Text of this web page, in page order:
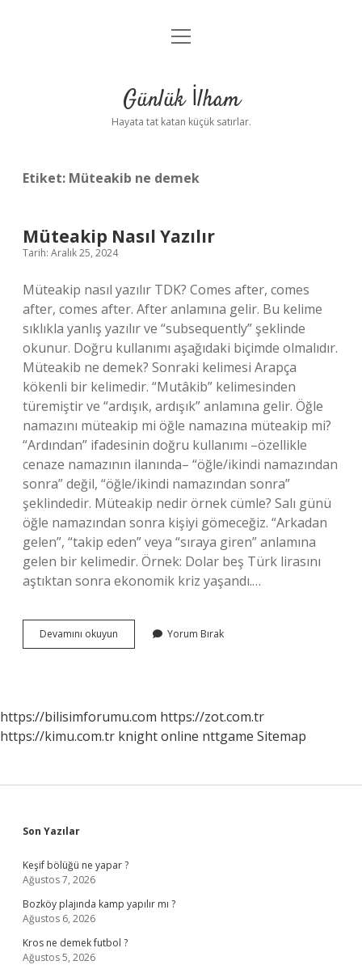
Anasayfa
Yasal Uyarı
menüyü
Günlük İlham
Hayata tat katan küçük satırlar.
Etiket: Müteakib ne demek
Müteakip Nasıl Yazılır
Tarih: Aralık 25, 2024
Müteakip nasıl yazılır TDK? Comes after, comes
after, comes after. After anlamına gelir. Bu kelime
sıklıkla yanlış yazılır ve “subsequently” şeklinde
okunur. Doğru kullanımı aşağıdaki biçimde olmalıdır.
Müteakib ne demek? Sonraki kelimesi Arapça
kökenli bir kelimedir. “Mutâkib” kelimesinden
türemiştir ve “ardışık, ardışık” anlamına gelir. Öğle
namazını müteakip mi öğle namazına müteakip mi?
“Ardından” ifadesinin doğru kullanımı –özellikle
cenaze namazının ilanında– “öğle/ikindi namazından
sonra” değil, “öğle/ikindi namazından sonra”
şeklindedir. Müteakip nedir örnek cümle? Salı günü
öğle namazından sonra kişiyi gömeceğiz. “Arkadan
gelen”, “takip eden” veya “sıraya giren” anlamına
gelen bir kelimedir. Örnek: Dolar beş Türk lirasını
aştıktan sonra ekonomik kriz yaşandı.…
Devamını okuyun Müteakip
Nasıl
Yorum Bırak
https://bilisimforumu.com https://zot.com.tr
https://kimu.com.tr knight online nttgame Sitemap
Sidebar
Son Yazılar
Keşif bölüğü ne yapar ?
Ağustos 7, 2026
Bozköy plajında kamp yapılır mı ?
Ağustos 6, 2026
Kros ne demek futbol ?
Ağustos 5, 2026